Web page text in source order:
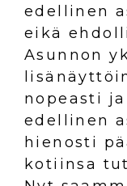
edellinen
eikä
Asunnon
nopeasti
edellinen
hienosti
kotiinsa